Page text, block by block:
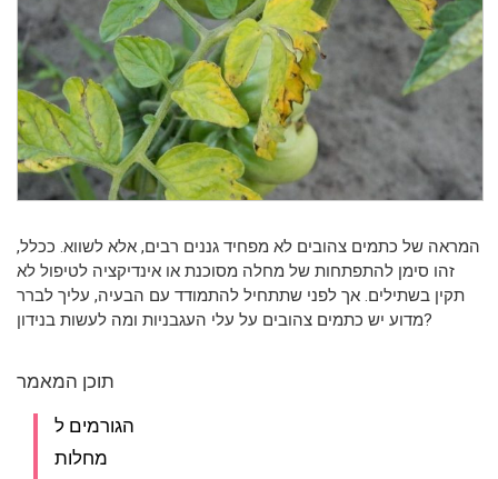
המראה של כתמים צהובים לא מפחיד גננים רבים, אלא לשווא. ככלל,
זהו סימן להתפתחות של מחלה מסוכנת או אינדיקציה לטיפול לא
תקין בשתילים. אך לפני שתתחיל להתמודד עם הבעיה, עליך לברר
מדוע יש כתמים צהובים על עלי העגבניות ומה לעשות בנידון?
תוכן המאמר
הגורמים ל
מחלות